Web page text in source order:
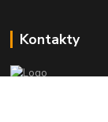
Kontakty